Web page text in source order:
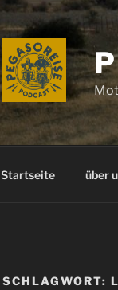
Startseite über
SCHLAGWORT: